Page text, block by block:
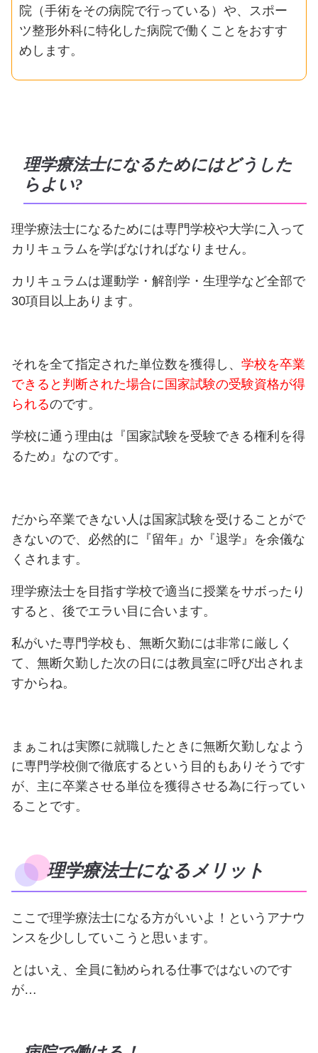
院（手術をその病院で行っている）や、スポー
ツ整形外科に特化した病院で働くことをおすす
めします。
理学療法士になるためにはどうした
らよい?
理学療法士になるためには専門学校や大学に入って
カリキュラムを学ばなければなりません。
カリキュラムは運動学・解剖学・生理学など全部で
30項目以上あります。
それを全て指定された単位数を獲得し、 学校を卒業
できると判断された場合に国家試験の受験資格が得
られるのです。
学校に通う理由は『国家試験を受験できる権利を得
るため』なのです。
だから卒業できない人は国家試験を受けることがで
きないので、必然的に『留年』か『退学』を余儀な
くされます。
理学療法士を目指す学校で適当に授業をサボったり
すると、後でエラい目に合います。
私がいた専門学校も、無断欠勤には非常に厳しく
て、無断欠勤した次の日には教員室に呼び出されま
すからね。
まぁこれは実際に就職したときに無断欠勤しなよう
に専門学校側で徹底するという目的もありそうです
が、主に卒業させる単位を獲得させる為に行ってい
ることです。
理学療法士になるメリット
ここで理学療法士になる方がいいよ！というアナウ
ンスを少ししていこうと思います。
とはいえ、全員に勧められる仕事ではないのです
が…